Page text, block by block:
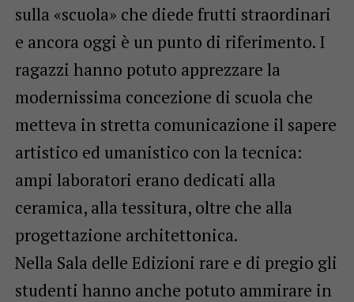
sulla «scuola» che diede frutti straordinari
e ancora oggi è un punto di riferimento. I
ragazzi hanno potuto apprezzare la
modernissima concezione di scuola che
metteva in stretta comunicazione il sapere
artistico ed umanistico con la tecnica:
ampi laboratori erano dedicati alla
ceramica, alla tessitura, oltre che alla
progettazione architettonica.
Nella Sala delle Edizioni rare e di pregio gli
studenti hanno anche potuto ammirare in